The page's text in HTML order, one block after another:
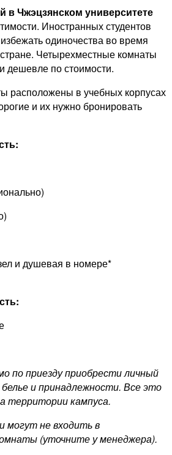
Чжэцзянском университете
Иностранных студентов
одиночества во время
Четырехместные комнаты
дешевле по стоимости.
расположены в учебных корпусах
и их нужно бронировать
и душевая в номере*
по приезду приобрести личный
и принадлежности. Все это
территории кампуса.
могут не входить в
(уточните у менеджера).